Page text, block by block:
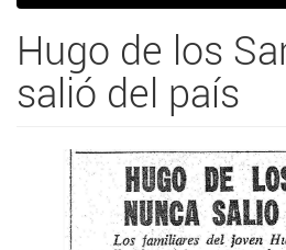
Hugo de los
salió del país